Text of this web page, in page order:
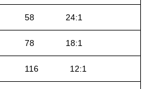
58 24:1
78 18:1
116 12:1